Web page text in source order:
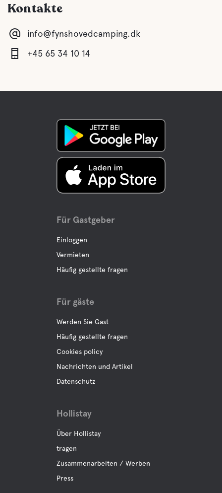
Kontakte
info@fynshovedcamping.dk
+45 65 34 10 14
Für Gastgeber
Einloggen
Vermieten
Häufig gestellte fragen
Für gäste
Werden Sie Gast
Häufig gestellte fragen
Cookies policy
Nachrichten und Artikel
Datenschutz
Hollistay
Über Hollistay
tragen
Zusammenarbeiten / Werben
Press